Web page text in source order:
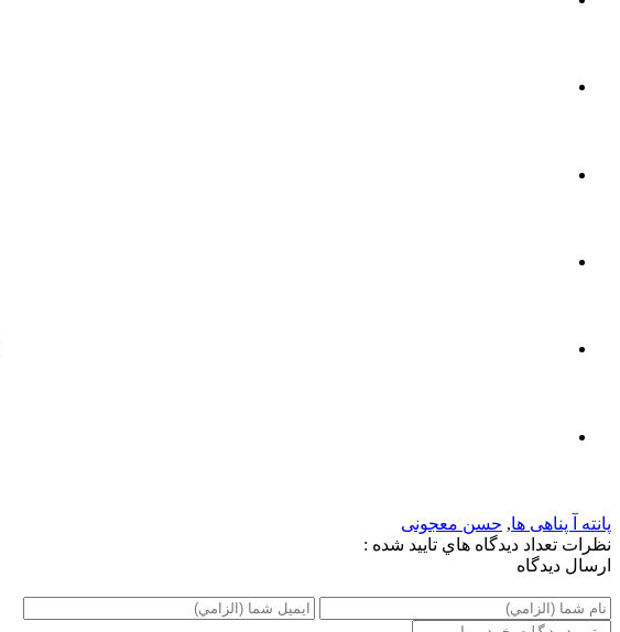
پانته آ پناهی ها, حسن معجونی
نظرات تعداد ديدگاه هاي تاييد شده :
ارسال ديدگاه